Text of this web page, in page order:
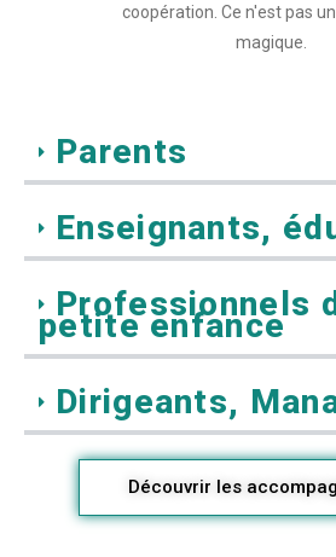
coopération. Ce n'est pas
magique.
Parents
Enseignants,
Professionnels
petite enfance
Dirigeants,
Découvrir les